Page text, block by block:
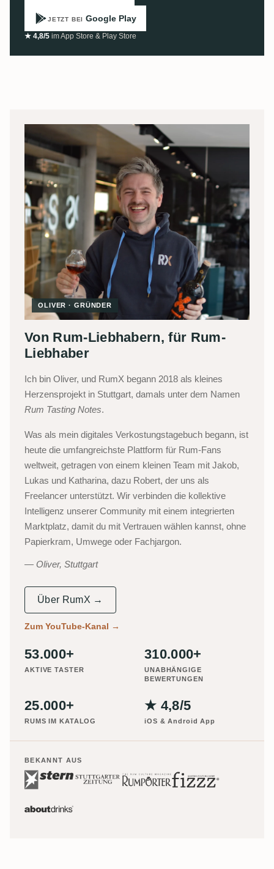
JETZT BEI Google Play
★ 4,8/5 im App Store & Play Store
OLIVER · GRÜNDER
Von Rum-Liebhabern, für Rum-
Liebhaber
Ich bin Oliver, und RumX begann 2018 als kleines
Herzensprojekt in Stuttgart, damals unter dem Namen
Rum Tasting Notes.
Was als mein digitales Verkostungstagebuch begann, ist
heute die umfangreichste Plattform für Rum-Fans
weltweit, getragen von einem kleinen Team mit Jakob,
Lukas und Katharina, dazu Robert, der uns als
Freelancer unterstützt. Wir verbinden die kollektive
Intelligenz unserer Community mit einem integrierten
Marktplatz, damit du mit Vertrauen wählen kannst, ohne
Papierkram, Umwege oder Fachjargon.
Oliver, Stuttgart
Über RumX →
Zum YouTube-Kanal →
53.000+
AKTIVE TASTER
310.000+
UNABHÄNGIGE
BEWERTUNGEN
25.000+
RUMS IM KATALOG
★ 4,8/5
iOS & Android App
BEKANNT AUS